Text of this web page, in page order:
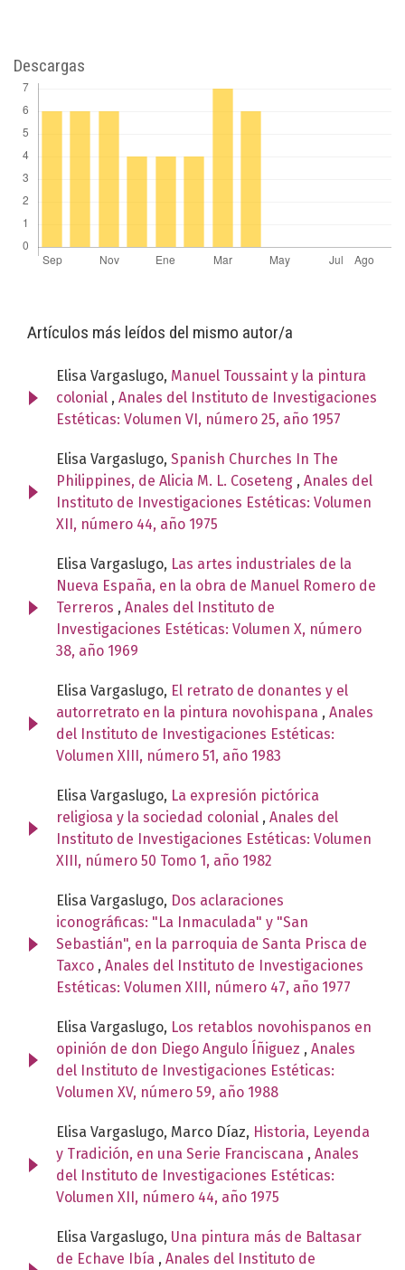
Descargas
Artículos más leídos del mismo autor/a
Elisa Vargaslugo, Manuel Toussaint y la pintura
colonial , Anales del Instituto de Investigaciones
Estéticas: Volumen VI, número 25, año 1957
Elisa Vargaslugo, Spanish Churches In The
Philippines, de Alicia M. L. Coseteng , Anales del
Instituto de Investigaciones Estéticas: Volumen
XII, número 44, año 1975
Elisa Vargaslugo, Las artes industriales de la
Nueva España, en la obra de Manuel Romero de
Terreros , Anales del Instituto de
Investigaciones Estéticas: Volumen X, número
38, año 1969
Elisa Vargaslugo, El retrato de donantes y el
autorretrato en la pintura novohispana , Anales
del Instituto de Investigaciones Estéticas:
Volumen XIII, número 51, año 1983
Elisa Vargaslugo, La expresión pictórica
religiosa y la sociedad colonial , Anales del
Instituto de Investigaciones Estéticas: Volumen
XIII, número 50 Tomo 1, año 1982
Elisa Vargaslugo, Dos aclaraciones
iconográficas: "La Inmaculada" y "San
Sebastián", en la parroquia de Santa Prisca de
Taxco , Anales del Instituto de Investigaciones
Estéticas: Volumen XIII, número 47, año 1977
Elisa Vargaslugo, Los retablos novohispanos en
opinión de don Diego Angulo Íñiguez , Anales
del Instituto de Investigaciones Estéticas:
Volumen XV, número 59, año 1988
Elisa Vargaslugo, Marco Díaz, Historia, Leyenda
y Tradición, en una Serie Franciscana , Anales
del Instituto de Investigaciones Estéticas:
Volumen XII, número 44, año 1975
Elisa Vargaslugo, Una pintura más de Baltasar
de Echave Ibía , Anales del Instituto de